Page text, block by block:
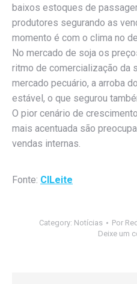
baixos estoques de
produtores segurando as
momento é com o clima no
No mercado de soja os
ritmo de comercialização da
mercado pecuário, a arroba
estável, o que segurou
O pior cenário de
mais acentuada são
vendas internas.
Fonte: CILeite
Category: Notícias Por
Deixe um